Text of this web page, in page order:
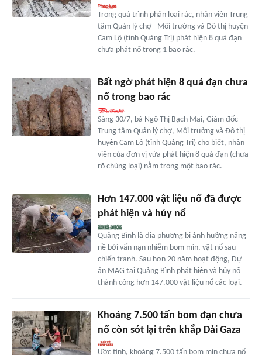
Trong quá trình phân loại rác, nhân viên Trung
tâm Quản lý chợ - Môi trường và Đô thị huyện
Cam Lộ (tỉnh Quảng Trị) phát hiện 8 quả đạn
chưa phát nổ trong 1 bao rác.
Bất ngờ phát hiện 8 quả đạn chưa
nổ trong bao rác
Sáng 30/7, bà Ngô Thị Bạch Mai, Giám đốc
Trung tâm Quản lý chợ, Môi trường và Đô thị
huyện Cam Lộ (tỉnh Quảng Trị) cho biết, nhân
viên của đơn vị vừa phát hiện 8 quả đạn (chưa
rõ chủng loại) nằm trong một bao rác.
Hơn 147.000 vật liệu nổ đã được
phát hiện và hủy nổ
Quảng Bình là địa phương bị ảnh hưởng nặng
nề bởi vấn nạn nhiễm bom mìn, vật nổ sau
chiến tranh. Sau hơn 20 năm hoạt động, Dự
án MAG tại Quảng Bình phát hiện và hủy nổ
thành công hơn 147.000 vật liệu nổ các loại.
Khoảng 7.500 tấn bom đạn chưa
nổ còn sót lại trên khắp Dải Gaza
Ước tính, khoảng 7.500 tấn bom mìn chưa nổ